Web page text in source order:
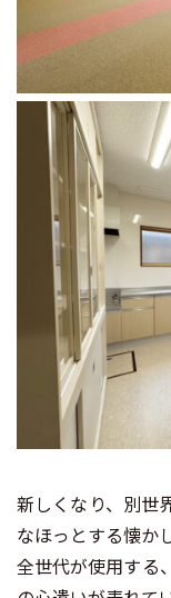
新しくなり、別世
なほっとする懐か
全世代が使用する